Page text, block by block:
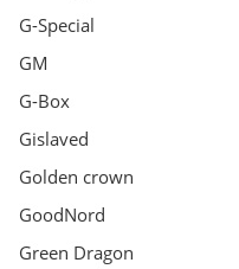
G-Special
GM
G-Box
Gislaved
Golden crown
GoodNord
Green Dragon